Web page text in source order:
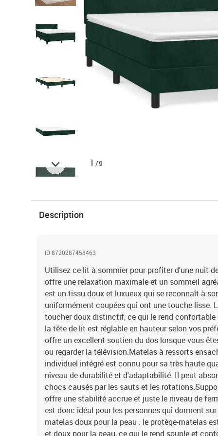
1 /9
Description
ID 8720287458463
Utilisez ce lit à sommier pour profiter d'une nuit
offre une relaxation maximale et un sommeil
est un tissu doux et luxueux qui se reconnaît à
uniformément coupées qui ont une touche lisse.
toucher doux distinctif, ce qui le rend confortable
la tête de lit est réglable en hauteur selon vos
offre un excellent soutien du dos lorsque vous
ou regarder la télévision.Matelas à ressorts
individuel intégré est connu pour sa très haute
niveau de durabilité et d'adaptabilité. Il peut
chocs causés par les sauts et les
offre une stabilité accrue et juste le niveau de
est donc idéal pour les personnes qui dorment
matelas doux pour la peau : le protège-matelas
et doux pour la peau, ce qui le rend souple et